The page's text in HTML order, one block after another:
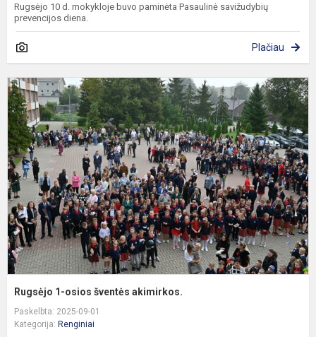
Rugsėjo 10 d. mokykloje buvo paminėta Pasaulinė savižudybių
prevencijos diena.
Plačiau
Rugsėjo 1-osios šventės akimirkos.
Paskelbta: 2025-09-01
Kategorija: Renginiai